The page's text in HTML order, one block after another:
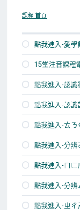
課程 首頁
點我進入-愛學
15堂注音課程
點我進入-認識
點我進入-認
點我進入-ㄊ
點我進入-分
點我進入-ㄇㄈ
點我進入-分辨
點我進入-ㄓㄔ